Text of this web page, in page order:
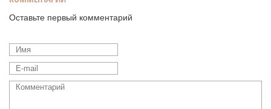
Оставьте первый комментарий